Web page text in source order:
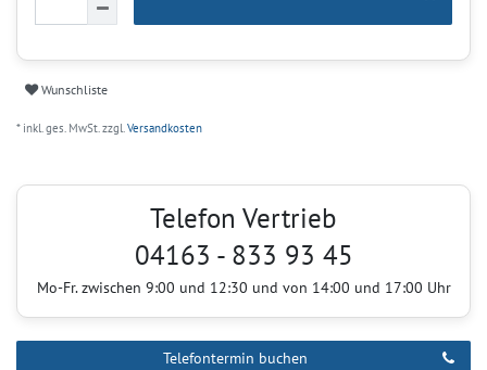
Wunschliste
* inkl. ges. MwSt. zzgl.Versandkosten
Telefon Vertrieb
04163 - 833 93 45
Mo-Fr. zwischen 9:00 und 12:30 und von 14:00 und 17:00 Uhr
Telefontermin buchen